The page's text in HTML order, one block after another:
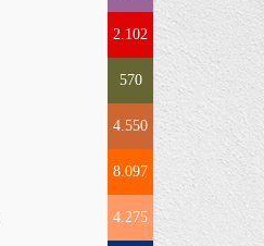
2.102
570
4.550
8.097
4.275